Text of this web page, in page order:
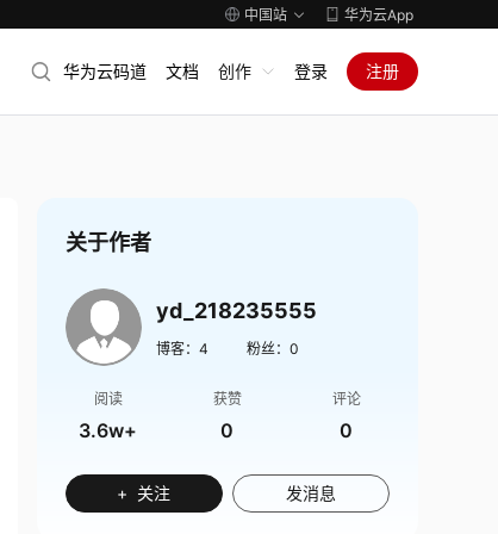
中国站 华为云App
华为云码道 文档 创作 登录 注册
关于作者
yd_218235555
博客： 4 粉丝： 0
阅读
3.6w+
获赞
0
评论
0
+ 关注 发消息